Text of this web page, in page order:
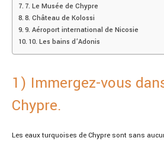
7. Le Musée de Chypre
8. Château de Kolossi
9. Aéroport international de Nicosie
10. Les bains d’Adonis
1) Immergez-vous
Chypre.
Les eaux turquoises de Chypre sont sans